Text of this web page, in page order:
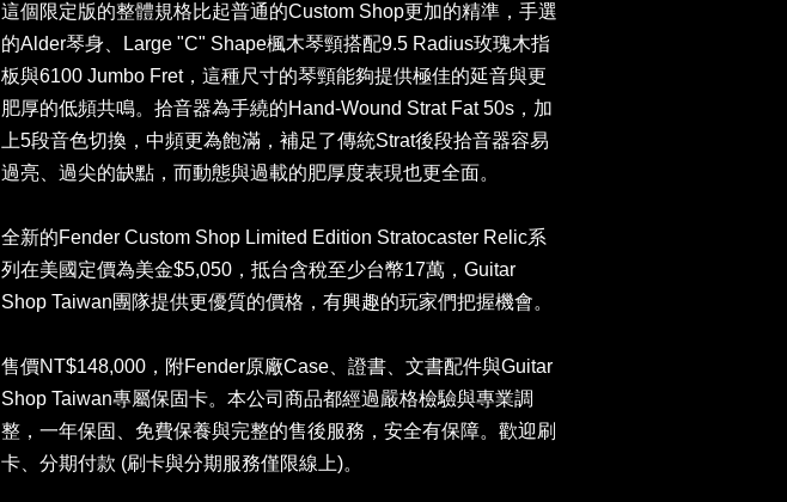
這個限定版的整體規格比起普通的Custom Shop更加的精準，手選
的Alder琴身、Large "C" Shape楓木琴頸搭配9.5 Radius玫瑰木指
板與6100 Jumbo Fret，這種尺寸的琴頸能夠提供極佳的延音與更
肥厚的低頻共鳴。拾音器為手繞的Hand-Wound Strat Fat 50s，加
上5段音色切換，中頻更為飽滿，補足了傳統Strat後段拾音器容易
過亮、過尖的缺點，而動態與過載的肥厚度表現也更全面。
全新的Fender Custom Shop Limited Edition Stratocaster Relic系
列在美國定價為美金$5,050，抵台含稅至少台幣17萬，Guitar
Shop Taiwan團隊提供更優質的價格，有興趣的玩家們把握機會。
售價NT$148,000，附Fender原廠Case、證書、文書配件與Guitar
Shop Taiwan專屬保固卡。本公司商品都經過嚴格檢驗與專業調
整，一年保固、免費保養與完整的售後服務，安全有保障。歡迎刷
卡、分期付款 (刷卡與分期服務僅限線上)。